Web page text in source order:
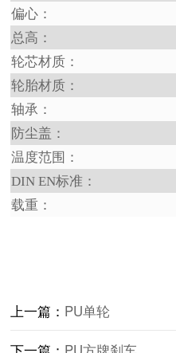
偏心：
总高：
轮芯材质：
轮胎材质：
轴承：
防尘盖：
温度范围：
DIN EN标准：
载重：
上一篇： PU单轮